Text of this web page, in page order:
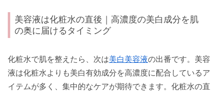
美容液は化粧水の直後｜高濃度の美白成分を肌
の奥に届けるタイミング
化粧水で肌を整えたら、次は美白美容液の出番です。美容
液は化粧水よりも美白有効成分を高濃度に配合しているア
イテムが多く、集中的なケアが期待できます。化粧水の直